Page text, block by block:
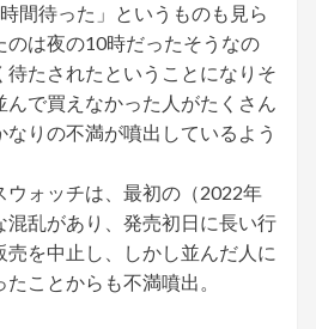
間待った」というものも見ら
のは夜の10時だったそうなの
待たされたということになりそ
んで買えなかった人がたくさん
りの不満が噴出しているよう
ウォッチは、最初の（2022年
混乱があり、発売初日に長い行
を中止し、しかし並んだ人に
ことからも不満噴出。